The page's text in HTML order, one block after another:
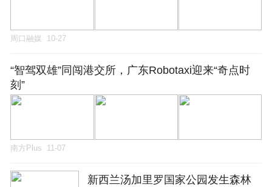
周口融媒 10-27
“智驾双雄”同闯港交所，广东Robotaxi迎来“奇点时
刻”
南方Plus 11-07
新西兰汤加里罗国家公园发生森林